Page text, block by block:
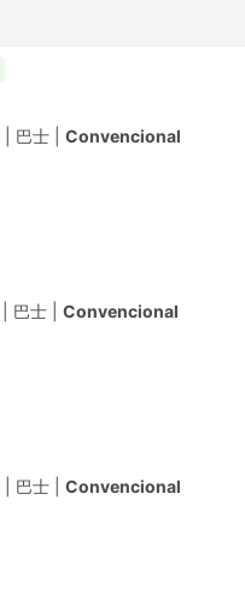
巴士 Convencional
巴士 Convencional
巴士 Convencional